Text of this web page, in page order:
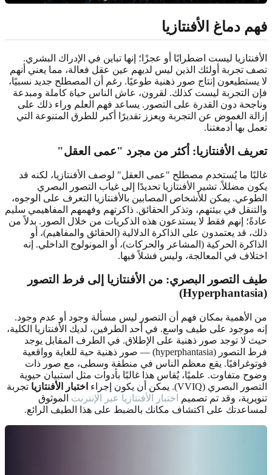
فهم دماغ الأفنتازيا
الأفنتازيا ليست اضطرابًا أو عجزًا؛ إنها تباين في الإدراك البشري.
تصف تجربة أولئك الذين ليس لديهم عين عقل فعالة، مما يعني أنهم
لا يستطيعون إنتاج صور ذهنية طوعيًا. رغم أن المصطلح جديد نسبيًا،
فإن التجربة ليست كذلك. لقرون، عاش الناس حياة كاملة ومبدعة
وناجحة دون القدرة على التصور. يساعد فهم العلم وراء ذلك على
إزالة الغموض عن التجربة ويعزز تقديرًا أكبر للطرق المتنوعة التي
تعمل بها أدمغتنا.
تعريف الأفنتازيا: أكثر من مجرد "عمى العقل"
غالبًا ما يُستخدم مصطلح "عمى العقل" لوصف الأفنتازيا، لكنه قد
يكون مضللاً. تشير الأفنتازيا تحديدًا إلى غياب التصور البصري
الطوعي. يمكن للأشخاص المصابين بالأفنتازيا التعرف على الوجوه،
والتنقل في بيئتهم، وتذكر الحقائق. ذاكرتهم وفهمهم المفاهيمي سليم
عادةً؛ إنهم فقط لا يستدعون هذه الذكريات من خلال الصور. بدلاً من
ذلك، قد يعتمدون على الذاكرة الدلالية (الحقائق والمفاهيم)، أو
الذاكرة الحركية (المشاعر والحركات)، أو المونولوج الداخلي. إنه
اختلاف في المعالجة، وليس فشلاً فيها.
طيف التصور البصري: من الأفنتازيا إلى فرط التصور
(Hyperphantasia)
من الأهمية بمكان فهم أن التصور ليس مسألة وجود أو عدم وجود.
إنه موجود على طيف واسع. في أحد الطرفين، لديك الأفنتازيا الكلية،
حيث لا توجد صور ذهنية على الإطلاق. في الطرف المقابل يوجد
فرط التصور (hyperphantasia) — صور ذهنية حية للغاية وواقعية
فوتوغرافيًا. يقع معظم الناس في منطقة وسطى، مع صور ذات
وضوح متفاوت. علميًا، يُقاس هذا غالبًا بأدوات مثل استبيان حيوية
التصور البصري (VVIQ). يمكن أن يكون إجراء
اختبار الأفنتازيا تجربة
تنويرية، وقد تم تصميم
اختبار الأفنتازيا عبر الإنترنت الموثوق
لمساعدتك على اكتشاف مكانك بالضبط على هذا الطيف الرائع.